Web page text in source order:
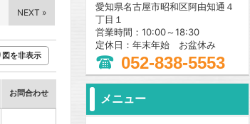
NEXT »
を非表示
お問合わせ
愛知県名古屋市昭和区阿由知通４
丁目１
営業時間：10:00～18:30
定休日：年末年始 お盆休み
052-838-5553
メニュー